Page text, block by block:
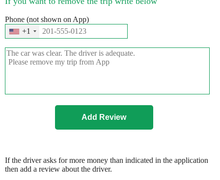
Phone (not shown on App)
+1
If the driver asks for more money than indicated in the application
then add a review about the driver.